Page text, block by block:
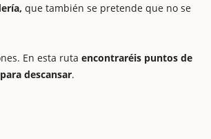
que también se pretende que no se
En esta ruta encontraréis puntos de
descansar.